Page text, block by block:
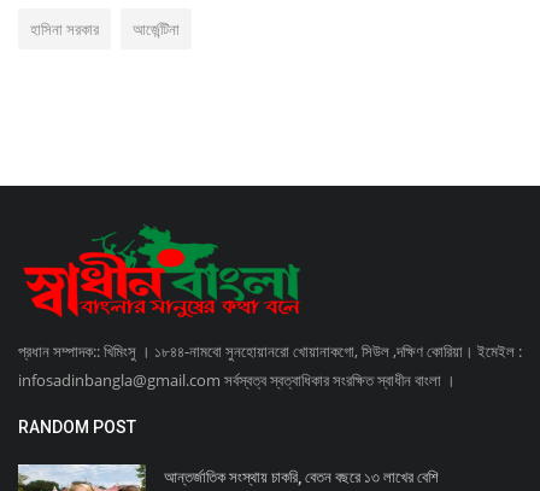
হাসিনা সরকার আর্জেন্টিনা
প্রধান সম্পাদক:: খিমিংসু । ১৮৪৪-নামবো সুনহোয়ানরো খোয়ানাকগো, সিউল ,দক্ষিণ কোরিয়া। ইমেইল :
infosadinbangla@gmail.com সর্বস্বত্ব স্বত্বাধিকার সংরক্ষিত স্বাধীন বাংলা ।
RANDOM POST
আন্তর্জাতিক সংস্থায় চাকরি, বেতন বছরে ১৩ লাখের বেশি